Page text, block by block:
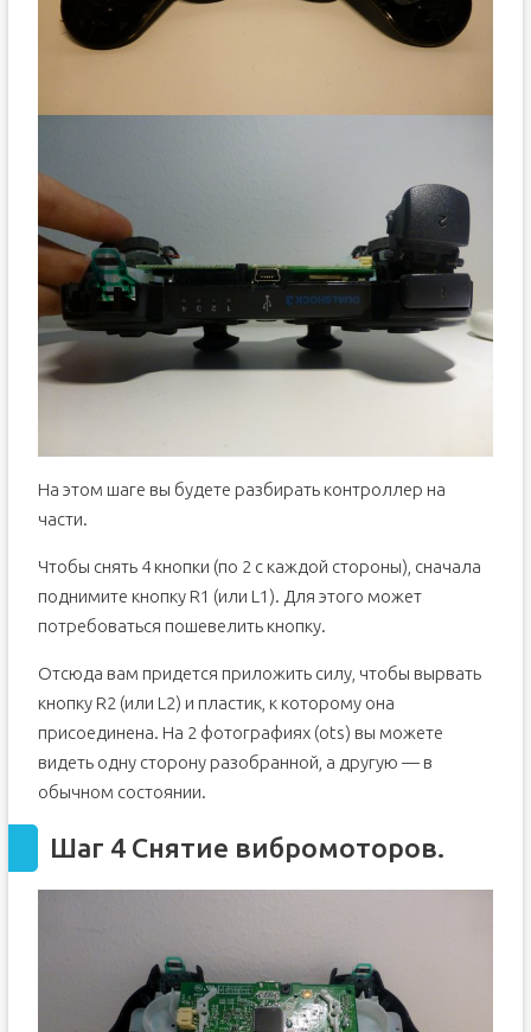
На этом шаге вы будете разбирать контроллер на
части.
Чтобы снять 4 кнопки (по 2 с каждой стороны), сначала
поднимите кнопку R1 (или L1). Для этого может
потребоваться пошевелить кнопку.
Отсюда вам придется приложить силу, чтобы вырвать
кнопку R2 (или L2) и пластик, к которому она
присоединена. На 2 фотографиях (ots) вы можете
видеть одну сторону разобранной, а другую — в
обычном состоянии.
Шаг 4 Снятие вибромоторов.